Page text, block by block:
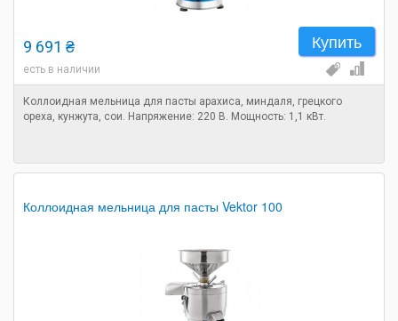
Купить
9 691 ₴
есть в наличии
Коллоидная мельница для пасты арахиса, миндаля, грецкого
ореха, кунжута, сои. Напряжение: 220 В. Мощность: 1,1 кВт.
Коллоидная мельница для пасты Vektor 100